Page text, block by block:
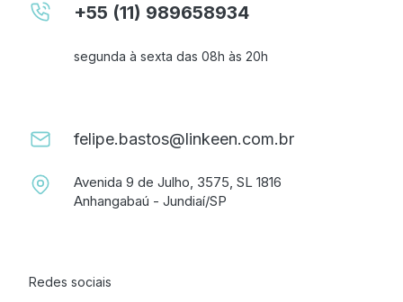
+55 (11) 989658934
segunda à sexta das 08h às 20h
felipe.bastos@linkeen.com.br
Avenida 9 de Julho, 3575, SL 1816
Anhangabaú - Jundiaí/SP
Redes sociais